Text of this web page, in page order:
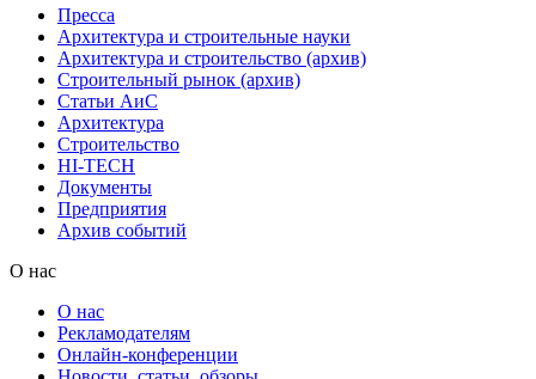
Пресса
Архитектура и строительные науки
Архитектура и строительство (архив)
Строительный рынок (архив)
Статьи АиС
Архитектура
Строительство
HI-TECH
Документы
Предприятия
Архив событий
О нас
О нас
Рекламодателям
Онлайн-конференции